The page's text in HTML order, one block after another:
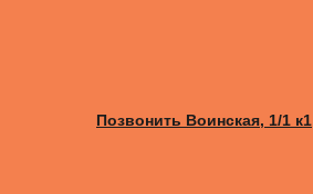
Позвонить Воинская, 1/1 к1